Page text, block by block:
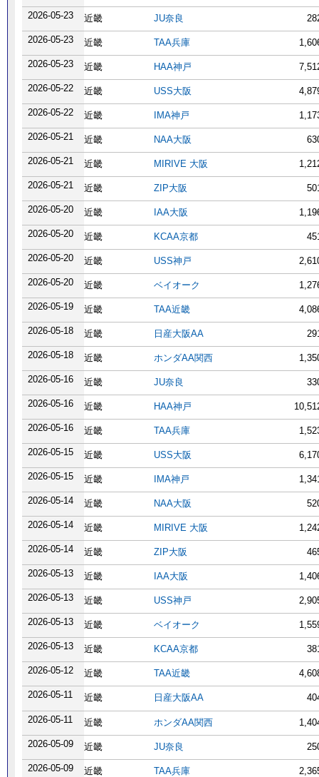
2026-05-23 近畿 JU奈良
2026-05-23
近畿 TAA兵庫
2026-05-23
近畿 HAA神戸
2026-05-22
近畿 USS大阪
2026-05-22
近畿 IMA神戸
2026-05-21
近畿 NAA大阪
2026-05-21
近畿 MIRIVE 大阪
2026-05-21
近畿 ZIP大阪
2026-05-20
近畿 IAA大阪
2026-05-20
近畿 KCAA京都
2026-05-20
近畿 USS神戸
2026-05-20
近畿 ベイオーク
2026-05-19
近畿 TAA近畿
2026-05-18
近畿 日産大阪AA
2026-05-18
近畿 ホンダAA関西
2026-05-16
近畿 JU奈良
2026-05-16
近畿 HAA神戸
2026-05-16
近畿 TAA兵庫
2026-05-15
近畿 USS大阪
2026-05-15
近畿 IMA神戸
2026-05-14
近畿 NAA大阪
2026-05-14
近畿 MIRIVE 大阪
2026-05-14
近畿 ZIP大阪
2026-05-13
近畿 IAA大阪
2026-05-13
近畿 USS神戸
2026-05-13
近畿 ベイオーク
2026-05-13
近畿 KCAA京都
2026-05-12
近畿 TAA近畿
2026-05-11
近畿 日産大阪AA
2026-05-11 近畿 ホンダAA関西
2026-05-09
近畿 JU奈良
2026-05-09
近畿 TAA兵庫